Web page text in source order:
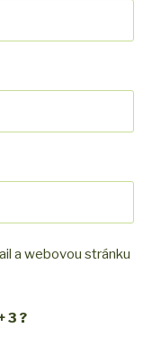
a webovou stránku
3 ?